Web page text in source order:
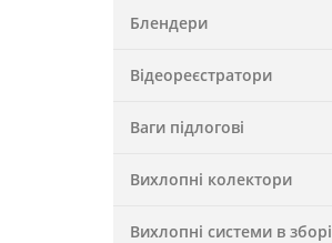
Блендери
Відеореєстратори
Ваги підлогові
Вихлопні колектори
Вихлопні системи в зборі